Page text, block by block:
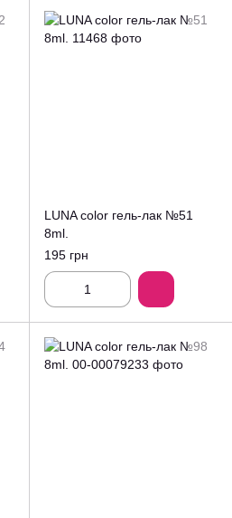
LUNA color гель-лак №51
8ml.
195 грн